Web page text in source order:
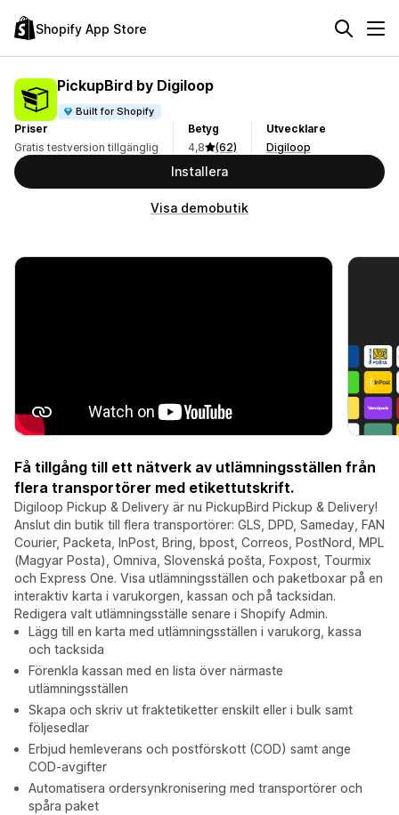
Shopify App Store
PickupBird by Digiloop
Built for Shopify
Priser
Gratis testversion tillgänglig
Betyg
4,8
(62)
Utvecklare
Digiloop
Installera
Visa demobutik
Få tillgång till ett nätverk av utlämningsställen från
flera transportörer med etikettutskrift.
Digiloop Pickup & Delivery är nu PickupBird Pickup & Delivery!
Anslut din butik till flera transportörer: GLS, DPD, Sameday, FAN
Courier, Packeta, InPost, Bring, bpost, Correos, PostNord, MPL
(Magyar Posta), Omniva, Slovenská pošta, Foxpost, Tourmix
och Express One. Visa utlämningsställen och paketboxar på en
interaktiv karta i varukorgen, kassan och på tacksidan.
Redigera valt utlämningsställe senare i Shopify Admin.
Lägg till en karta med utlämningsställen i varukorg, kassa
och tacksida
Förenkla kassan med en lista över närmaste
utlämningsställen
Skapa och skriv ut fraktetiketter enskilt eller i bulk samt
följesedlar
Erbjud hemleverans och postförskott (COD) samt ange
COD-avgifter
Automatisera ordersynkronisering med transportörer och
spåra paket